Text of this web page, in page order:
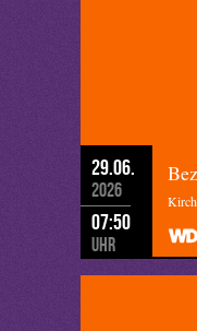
29.06.
2026
07:50
Uhr